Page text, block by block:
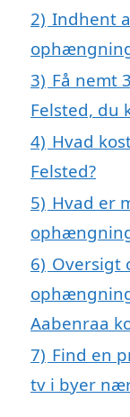
2) Indhent
3) Få nemt
Felsted, du
4) Hvad
Felsted?
5) Hvad er
6) Oversigt
Aabenraa
7) Find en
tv i byer